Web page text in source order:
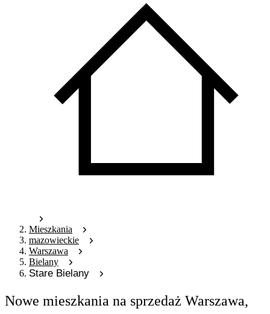
Mieszkania
mazowieckie
Warszawa
Bielany
Stare Bielany
Nowe mieszkania na sprzedaż Warszawa,